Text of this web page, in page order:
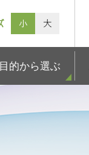
目的から選ぶ